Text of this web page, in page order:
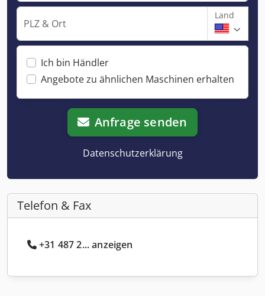
PLZ & Ort
Land
Ich bin Händler
Angebote zu ähnlichen Maschinen erhalten
Anfrage senden
Datenschutzerklärung
Telefon & Fax
+31 487 2... anzeigen